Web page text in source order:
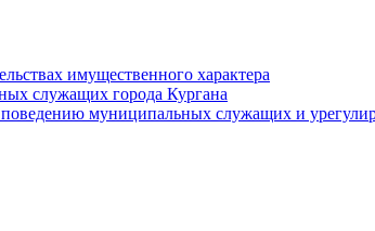
имущественного характера
служащих города Кургана
муниципальных служащих и